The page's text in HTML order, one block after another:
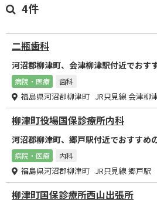
4件
二瓶歯科
河沼郡柳津町、会津柳津駅付近でおす
病院・医療 歯科
福島県河沼郡柳津町 JR只見線 会津柳
柳津町役場国保診療所内科
河沼郡柳津町、郷戸駅付近でおすすめ
病院・医療 内科
福島県河沼郡柳津町 JR只見線 郷戸駅
柳津町国保診療所西山出張所